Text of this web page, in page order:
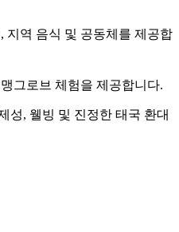
지역 음식 및 공동체를 제공합
그로브 체험을 제공합니다.
성, 웰빙 및 진정한 태국 환대